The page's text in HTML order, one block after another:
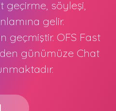
söyleşi,
gelir.
geçmiştir. OFS Fast
den günümüze Chat